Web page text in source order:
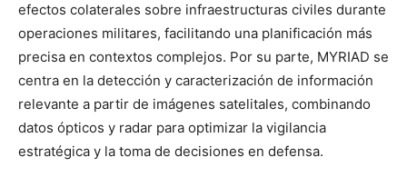
efectos colaterales sobre infraestructuras civiles durante
operaciones militares, facilitando una planificación más
precisa en contextos complejos. Por su parte, MYRIAD se
centra en la detección y caracterización de información
relevante a partir de imágenes satelitales, combinando
datos ópticos y radar para optimizar la vigilancia
estratégica y la toma de decisiones en defensa.